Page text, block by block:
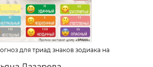
для триад знаков зодиака на